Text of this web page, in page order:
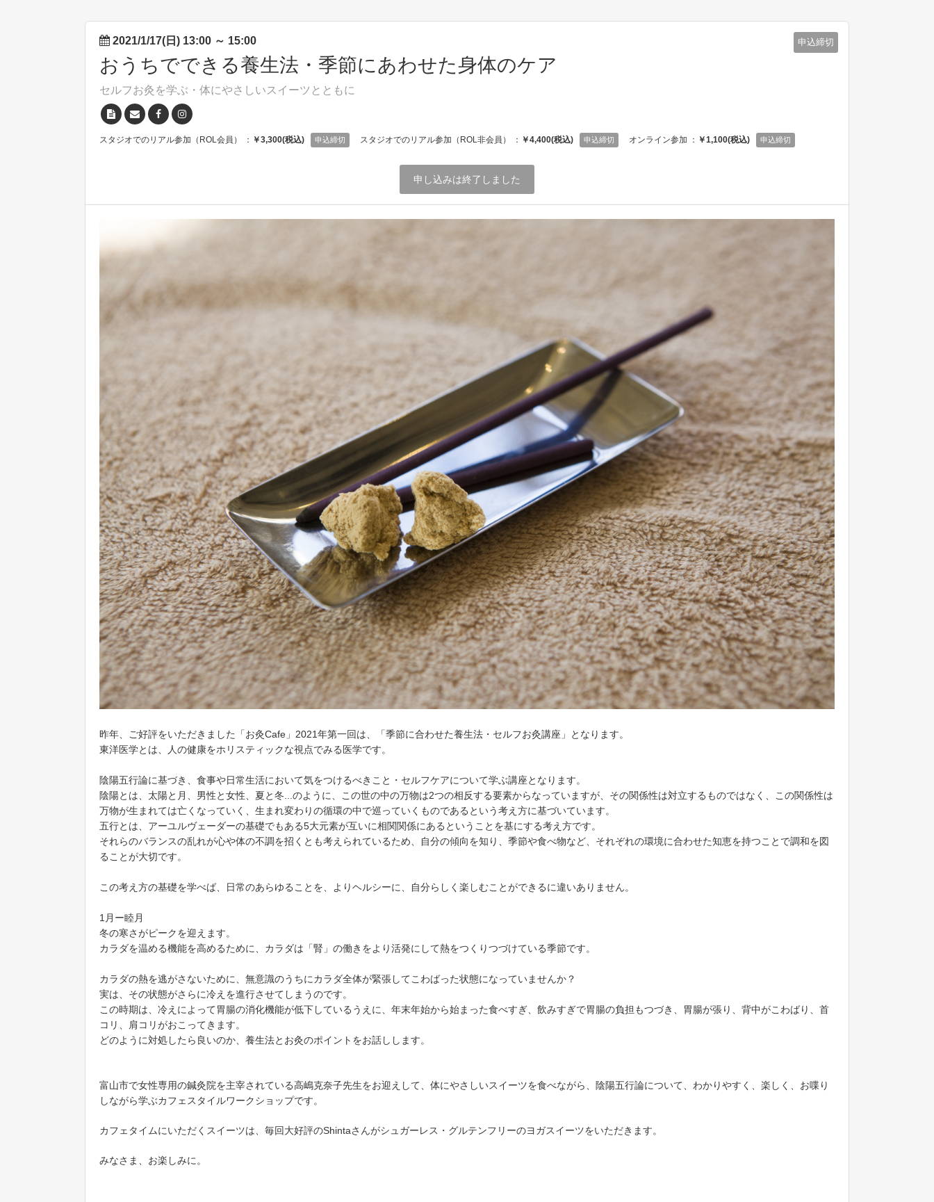
2021/1/17(日) 13:00 ～ 15:00 申込締切
おうちでできる養生法・季節にあわせた身体のケア
セルフお灸を学ぶ・体にやさしいスイーツとともに
スタジオでのリアル参加（ROL会員） ： ￥3,300(税込) 申込締切 スタジオでのリアル参加（ROL非会員） ： ￥4,400(税込) 申込締切 オンライン参加 ： ￥1,100(税込) 申込締切
申し込みは終了しました
昨年、ご好評をいただきました「お灸Cafe」2021年第一回は、「季節に合わせた養生法・セルフお灸講座」となります。
東洋医学とは、人の健康をホリスティックな視点でみる医学です。
陰陽五行論に基づき、食事や日常生活において気をつけるべきこと・セルフケアについて学ぶ講座となります。
陰陽とは、太陽と月、男性と女性、夏と冬...のように、この世の中の万物は2つの相反する要素からなっていますが、その関係性は対立するものではなく、この関係性は
万物が生まれては亡くなっていく、生まれ変わりの循環の中で巡っていくものであるという考え方に基づいています。
五行とは、アーユルヴェーダーの基礎でもある5大元素が互いに相関関係にあるということを基にする考え方です。
それらのバランスの乱れが心や体の不調を招くとも考えられているため、自分の傾向を知り、季節や食べ物など、それぞれの環境に合わせた知恵を持つことで調和を図
ることが大切です。
この考え方の基礎を学べば、日常のあらゆることを、よりヘルシーに、自分らしく楽しむことができるに違いありません。
1月ー睦月
冬の寒さがピークを迎えます。
カラダを温める機能を高めるために、カラダは「腎」の働きをより活発にして熱をつくりつづけている季節です。
カラダの熱を逃がさないために、無意識のうちにカラダ全体が緊張してこわばった状態になっていませんか？
実は、その状態がさらに冷えを進行させてしまうのです。
この時期は、冷えによって胃腸の消化機能が低下しているうえに、年末年始から始まった食べすぎ、飲みすぎで胃腸の負担もつづき、胃腸が張り、背中がこわばり、首
コリ、肩コリがおこってきます。
どのように対処したら良いのか、養生法とお灸のポイントをお話しします。
富山市で女性専用の鍼灸院を主宰されている高嶋克奈子先生をお迎えして、体にやさしいスイーツを食べながら、陰陽五行論について、わかりやすく、楽しく、お喋り
しながら学ぶカフェスタイルワークショップです。
カフェタイムにいただくスイーツは、毎回大好評のShintaさんがシュガーレス・グルテンフリーのヨガスイーツをいただきます。
みなさま、お楽しみに。